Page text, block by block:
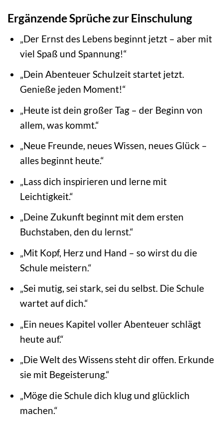
Ergänzende Sprüche zur Einschulung
„Der Ernst des Lebens beginnt jetzt – aber mit
viel Spaß und Spannung!“
„Dein Abenteuer Schulzeit startet jetzt.
Genieße jeden Moment!“
„Heute ist dein großer Tag – der Beginn von
allem, was kommt.“
„Neue Freunde, neues Wissen, neues Glück –
alles beginnt heute.“
„Lass dich inspirieren und lerne mit
Leichtigkeit.“
„Deine Zukunft beginnt mit dem ersten
Buchstaben, den du lernst.“
„Mit Kopf, Herz und Hand – so wirst du die
Schule meistern.“
„Sei mutig, sei stark, sei du selbst. Die Schule
wartet auf dich.“
„Ein neues Kapitel voller Abenteuer schlägt
heute auf.“
„Die Welt des Wissens steht dir offen. Erkunde
sie mit Begeisterung.“
„Möge die Schule dich klug und glücklich
machen.“